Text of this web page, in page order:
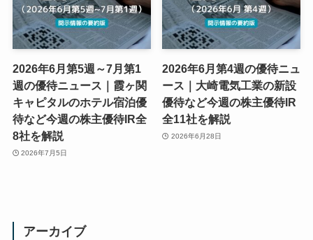
2026年6月第5週～7月第1
週の優待ニュース｜霞ヶ関
キャピタルのホテル宿泊優
待など今週の株主優待IR全
8社を解説
2026年7月5日
2026年6月第4週の優待ニュ
ース｜大崎電気工業の新設
優待など今週の株主優待IR
全11社を解説
2026年6月28日
アーカイブ